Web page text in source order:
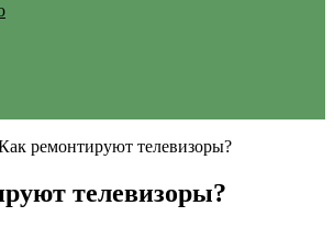
ремонтируют телевизоры?
телевизоры?